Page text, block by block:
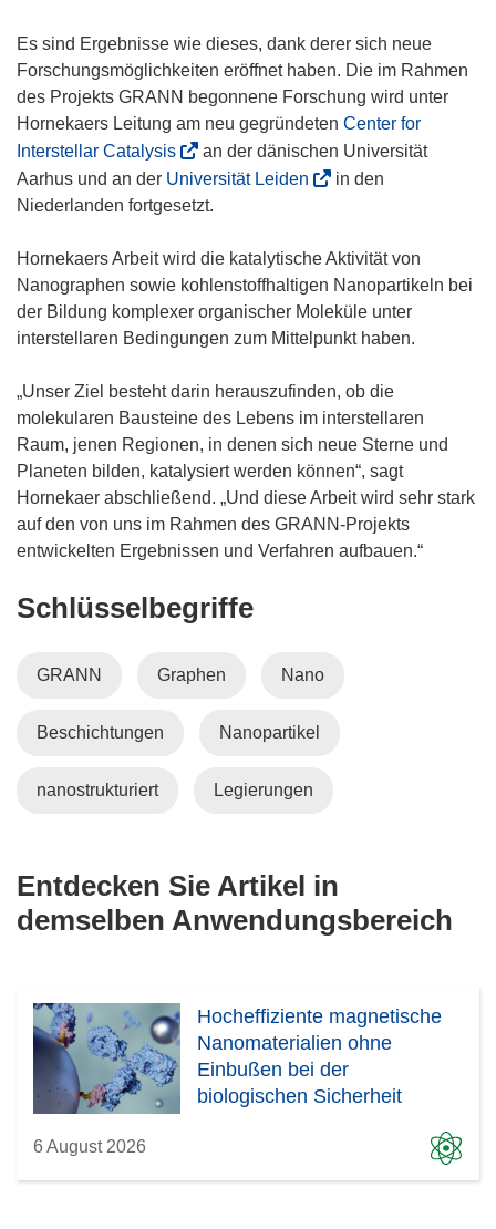
Es sind Ergebnisse wie dieses, dank derer sich neue
Forschungsmöglichkeiten eröffnet haben. Die im Rahmen
des Projekts GRANN begonnene Forschung wird unter
Hornekaers Leitung am neu gegründeten Center for
Interstellar Catalysis(
ö
f
n
e
t
i
n
e
u
e
m
F
e
s
r
an der dänischen Universität
Aarhus und an der Universität Leiden
f
n
e
t
n
n
e
u
e
m
F
e
)
in den
Niederlanden fortgesetzt.
Hornekaers Arbeit wird die katalytische Aktivität von
Nanographen sowie kohlenstoffhaltigen Nanopartikeln bei
der Bildung komplexer organischer Moleküle unter
interstellaren Bedingungen zum Mittelpunkt haben.
„Unser Ziel besteht darin herauszufinden, ob die
molekularen Bausteine des Lebens im interstellaren
Raum, jenen Regionen, in denen sich neue Sterne und
Planeten bilden, katalysiert werden können“, sagt
Hornekaer abschließend. „Und diese Arbeit wird sehr stark
auf den von uns im Rahmen des GRANN-Projekts
entwickelten Ergebnissen und Verfahren aufbauen.“
Schlüsselbegriffe
GRANN Graphen Nano
Beschichtungen Nanopartikel
nanostrukturiert Legierungen
Entdecken Sie Artikel in
demselben Anwendungsbereich
Hocheffiziente magnetische
Nanomaterialien ohne
Einbußen bei der
biologischen Sicherheit
6 August 2026